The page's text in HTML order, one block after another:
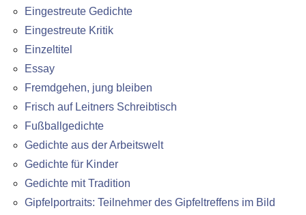
Eingestreute Gedichte
Eingestreute Kritik
Einzeltitel
Essay
Fremdgehen, jung bleiben
Frisch auf Leitners Schreibtisch
Fußballgedichte
Gedichte aus der Arbeitswelt
Gedichte für Kinder
Gedichte mit Tradition
Gipfelportraits: Teilnehmer des Gipfeltreffens im Bild